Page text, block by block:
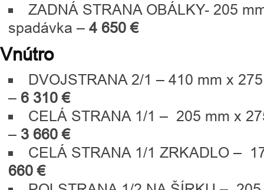
ZADNÁ STRANA OBÁLKY- 205
spadávka – 4 650 €
Vnútro
DVOJSTRANA 2/1 – 410 mm x
– 6 310 €
CELÁ STRANA 1/1 – 205 mm x
– 3 660 €
CELÁ STRANA 1/1 ZRKADLO –
660 €